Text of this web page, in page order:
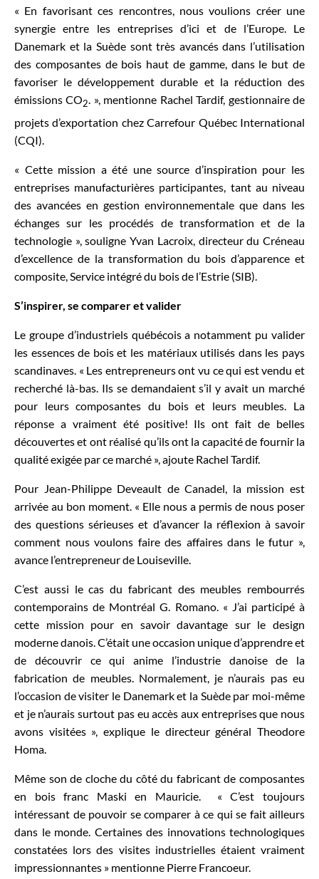
« En favorisant ces rencontres, nous voulions créer une
synergie entre les entreprises d’ici et de l’Europe. Le
Danemark et la Suède sont très avancés dans l’utilisation
des composantes de bois haut de gamme, dans le but de
favoriser le développement durable et la réduction des
émissions CO2. », mentionne Rachel Tardif, gestionnaire de
projets d’exportation chez Carrefour Québec International
(CQI).
« Cette mission a été une source d’inspiration pour les
entreprises manufacturières participantes, tant au niveau
des avancées en gestion environnementale que dans les
échanges sur les procédés de transformation et de la
technologie », souligne Yvan Lacroix, directeur du Créneau
d’excellence de la transformation du bois d’apparence et
composite, Service intégré du bois de l’Estrie (SIB).
S’inspirer, se comparer et valider
Le groupe d’industriels québécois a notamment pu valider
les essences de bois et les matériaux utilisés dans les pays
scandinaves. « Les entrepreneurs ont vu ce qui est vendu et
recherché là-bas. Ils se demandaient s’il y avait un marché
pour leurs composantes du bois et leurs meubles. La
réponse a vraiment été positive! Ils ont fait de belles
découvertes et ont réalisé qu’ils ont la capacité de fournir la
qualité exigée par ce marché », ajoute Rachel Tardif.
Pour Jean-Philippe Deveault de Canadel, la mission est
arrivée au bon moment. « Elle nous a permis de nous poser
des questions sérieuses et d’avancer la réflexion à savoir
comment nous voulons faire des affaires dans le futur »,
avance l’entrepreneur de Louiseville.
C’est aussi le cas du fabricant des meubles rembourrés
contemporains de Montréal G. Romano. « J’ai participé à
cette mission pour en savoir davantage sur le design
moderne danois. C’était une occasion unique d’apprendre et
de découvrir ce qui anime l’industrie danoise de la
fabrication de meubles. Normalement, je n’aurais pas eu
l’occasion de visiter le Danemark et la Suède par moi-même
et je n’aurais surtout pas eu accès aux entreprises que nous
avons visitées », explique le directeur général Theodore
Homa.
Même son de cloche du côté du fabricant de composantes
en bois franc Maski en Mauricie. « C’est toujours
intéressant de pouvoir se comparer à ce qui se fait ailleurs
dans le monde. Certaines des innovations technologiques
constatées lors des visites industrielles étaient vraiment
impressionnantes » mentionne Pierre Francoeur.